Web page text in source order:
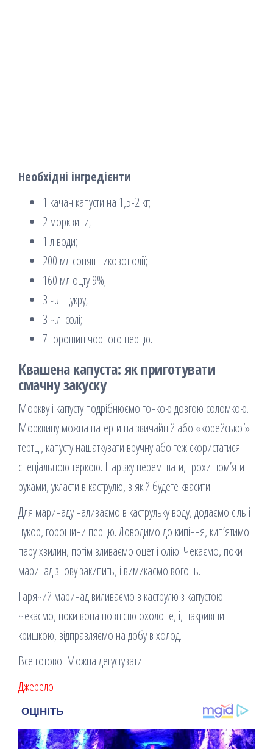
Необхідні інгредієнти
1 качан капусти на 1,5-2 кг;
2 морквини;
1 л води;
200 мл соняшникової олії;
160 мл оцту 9%;
3 ч.л. цукру;
3 ч.л. солі;
7 горошин чорного перцю.
Квашена капуста: як приготувати
смачну закуску
Моркву і капусту подрібнюємо тонкою довгою соломкою.
Морквину можна натерти на звичайній або «корейської»
тертці, капусту нашаткувати вручну або теж скористатися
спеціальною теркою. Нарізку перемішати, трохи пом’яти
руками, укласти в каструлю, в якій будете квасити.
Для маринаду наливаємо в каструльку воду, додаємо сіль і
цукор, горошини перцю. Доводимо до кипіння, кип’ятимо
пару хвилин, потім вливаємо оцет і олію. Чекаємо, поки
маринад знову закипить, і вимикаємо вогонь.
Гарячий маринад виливаємо в каструлю з капустою.
Чекаємо, поки вона повністю охолоне, і, накривши
кришкою, відправляємо на добу в холод.
Все готово! Можна дегустувати.
Джерело